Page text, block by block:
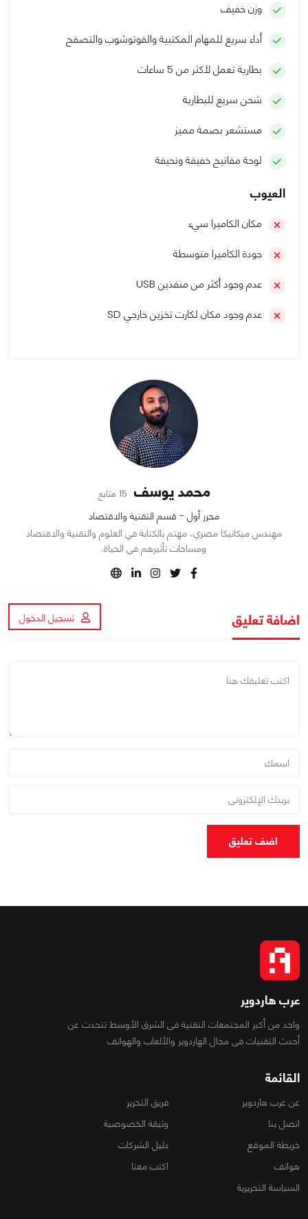
وزن خفيف
أداء سريع للمهام المكتبية والفوتوشوب والتصفح
بطارية تعمل لأكثر من 5 ساعات
شحن سريع للبطارية
مستشعر بصمة مميز
لوحة مفاتيح خفيفة ونحيفة
العيوب
مكان الكاميرا سيء
جودة الكاميرا متوسطة
عدم وجود أكثر من منفذين USB
عدم وجود مكان لكارت تخزين خارجي SD
محمد يوسف 15 متابع
محرر أول - قسم التقنية والاقتصاد
مهندس ميكانيكا مصري، مهتم بالكتابة في العلوم والتقنية والاقتصاد
ومساحات تأثيرهم في الحياة.
اضافة تعليق تسجيل الدخول
اضف تعليق
عرب هاردوير
واحد من أكبر المجتمعات التقنية فى الشرق الأوسط تتحدث عن
أحدث التقنيات فى مجال الهاردوير والألعاب والهواتف
القائمة
عن عرب هاردوير
فريق التحرير
اتصل بنا
وثيقة الخصوصية
خريطة الموقع
دليل الشركات
هواتف
اكتب معنا
السياسة التحريرية